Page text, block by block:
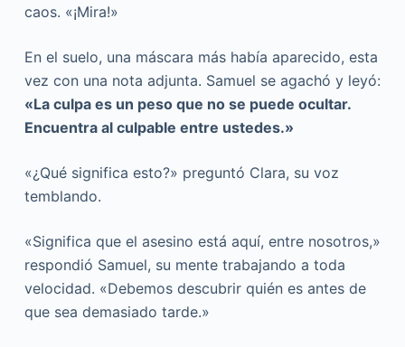
caos. «¡Mira!»
En el suelo, una máscara más había aparecido, esta
vez con una nota adjunta. Samuel se agachó y leyó:
«La culpa es un peso que no se puede ocultar.
Encuentra al culpable entre ustedes.»
«¿Qué significa esto?» preguntó Clara, su voz
temblando.
«Significa que el asesino está aquí, entre nosotros,»
respondió Samuel, su mente trabajando a toda
velocidad. «Debemos descubrir quién es antes de
que sea demasiado tarde.»